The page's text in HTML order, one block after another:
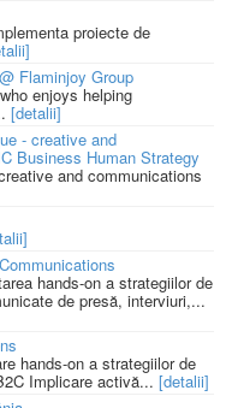
proiecte de
Flaminjoy Group
enjoys helping
[detalii]
- creative and
Business Human Strategy
and communications
hands-on a strategiilor de
de presă, interviuri,...
hands-on a strategiilor de
Implicare activă... [detalii]